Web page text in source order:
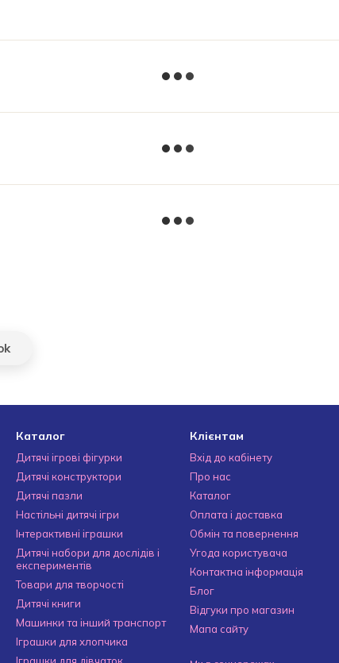
Каталог
Дитячі ігрові фігурки
Дитячі конструктори
Дитячі пазли
Настільні дитячі ігри
Інтерактивні іграшки
Дитячі набори для дослідів і
експериментів
Товари для творчості
Дитячі книги
Машинки та інший транспорт
Іграшки для хлопчика
Клієнтам
Вхід до кабінету
Про нас
Каталог
Оплата і доставка
Обмін та повернення
Угода користувача
Контактна інформація
Блог
Відгуки про магазин
Мапа сайту